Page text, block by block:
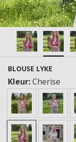
BLOUSE LYKE
Kleur:Cherise